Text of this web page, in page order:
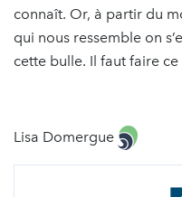
connaît. Or, à partir du
qui nous ressemble on
cette bulle. Il faut faire
Lisa Domergue